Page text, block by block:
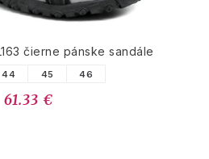
čierne pánske sandále
44 45 46
61.33 €